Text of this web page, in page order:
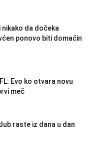
da dočeka
ponovo biti domaćin
Evo ko otvara novu
meč
raste iz dana u dan